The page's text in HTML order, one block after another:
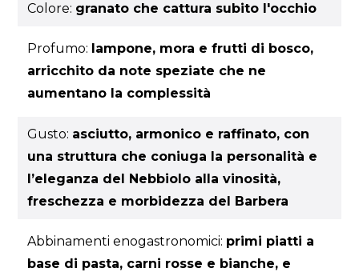
Colore: granato che cattura subito l'occhio
Profumo: lampone, mora e frutti di bosco,
arricchito da note speziate che ne
aumentano la complessità
Gusto: asciutto, armonico e raffinato, con
una struttura che coniuga la personalità e
l’eleganza del Nebbiolo alla vinosità,
freschezza e morbidezza del Barbera
Abbinamenti enogastronomici: primi piatti a
base di pasta, carni rosse e bianche, e